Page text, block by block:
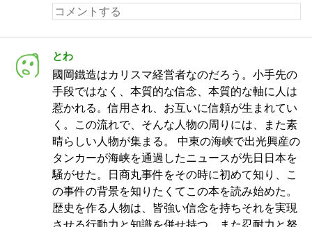
とわ
國岡鐵造はカリスマ経営者なのだろう。小手先の
手段ではなく、本質的な信念、本質的な軸に人は
惹かれる。信用され、お互いに信頼が生まれてい
く。この流れで、そんな人物の周りには、また素
晴らしい人物が集まる。 中東の海峡で出光興産の
タンカーが海峡を通過したニュースが先日日本を
騒がせた。日商丸事件をその時に初めて知り、こ
の事件の背景を知りたくてこの本を読み始めた。
歴史を作る人物は、皆強い信念を持ちそれを実現
させる行動力と知識を併せ持つ。また忍耐力と努